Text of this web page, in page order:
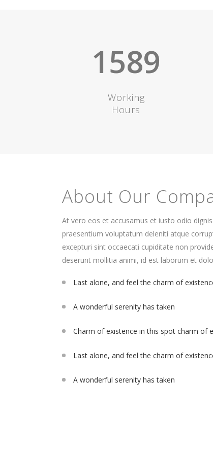
1589
Working
Hours
About Our
At vero eos et accusamus et iusto odio
praesentium voluptatum deleniti atque
excepturi sint occaecati cupiditate non
deserunt mollitia animi, id est laborum et
Last alone, and feel the charm of
A wonderful serenity has taken
Charm of existence in this spot charm of
Last alone, and feel the charm of
A wonderful serenity has taken